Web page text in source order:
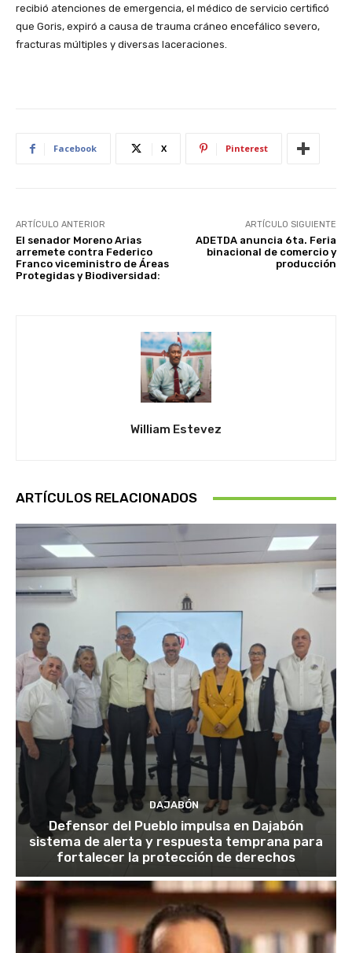
recibió atenciones de emergencia, el médico de servicio certificó
que Goris, expiró a causa de trauma cráneo encefálico severo,
fracturas múltiples y diversas laceraciones.
Facebook X Pinterest
ARTÍCULO ANTERIOR
El senador Moreno Arias
arremete contra Federico
Franco viceministro de Áreas
Protegidas y Biodiversidad:
ARTÍCULO SIGUIENTE
ADETDA anuncia 6ta. Feria
binacional de comercio y
producción
William Estevez
ARTÍCULOS RELACIONADOS
DAJABÓN
Defensor del Pueblo impulsa en Dajabón
sistema de alerta y respuesta temprana para
fortalecer la protección de derechos